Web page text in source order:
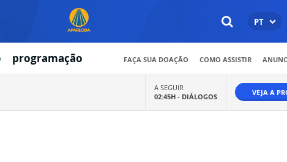
PT
programação FAÇA SUA DOAÇÃO COMO ASSISTIR
A SEGUIR
02:45H - DIÁLOGOS VEJA A